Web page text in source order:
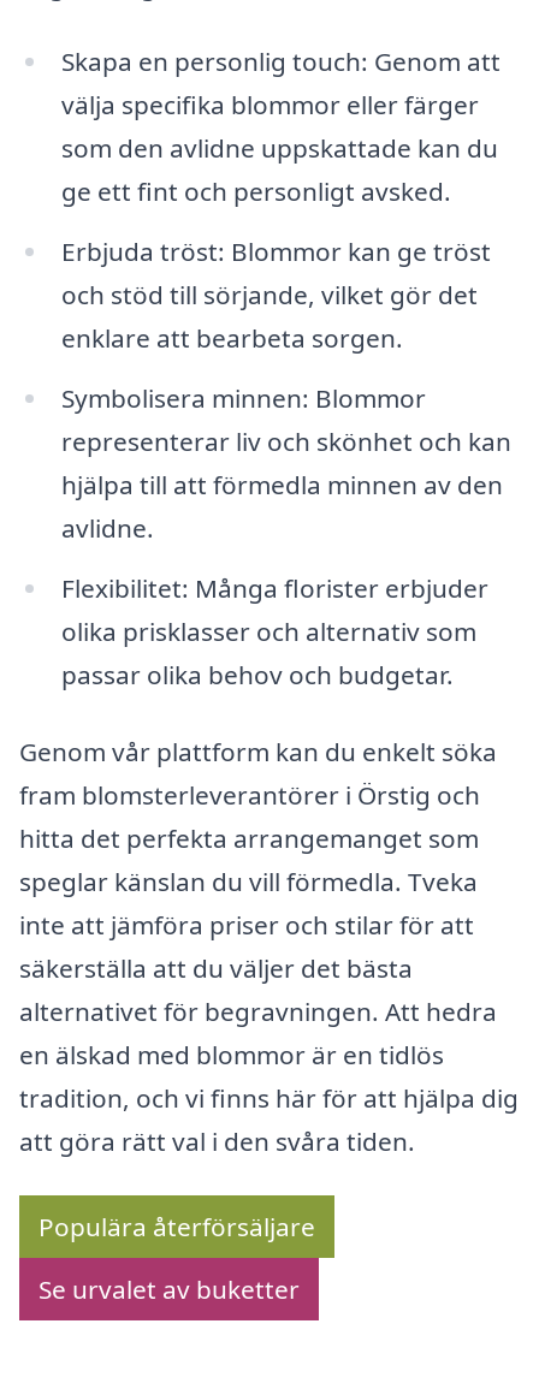
Skapa en personlig touch: Genom att
välja specifika blommor eller färger
som den avlidne uppskattade kan du
ge ett fint och personligt avsked.
Erbjuda tröst: Blommor kan ge tröst
och stöd till sörjande, vilket gör det
enklare att bearbeta sorgen.
Symbolisera minnen: Blommor
representerar liv och skönhet och kan
hjälpa till att förmedla minnen av den
avlidne.
Flexibilitet: Många florister erbjuder
olika prisklasser och alternativ som
passar olika behov och budgetar.
Genom vår plattform kan du enkelt söka
fram blomsterleverantörer i Örstig och
hitta det perfekta arrangemanget som
speglar känslan du vill förmedla. Tveka
inte att jämföra priser och stilar för att
säkerställa att du väljer det bästa
alternativet för begravningen. Att hedra
en älskad med blommor är en tidlös
tradition, och vi finns här för att hjälpa dig
att göra rätt val i den svåra tiden.
Populära återförsäljare
Se urvalet av buketter